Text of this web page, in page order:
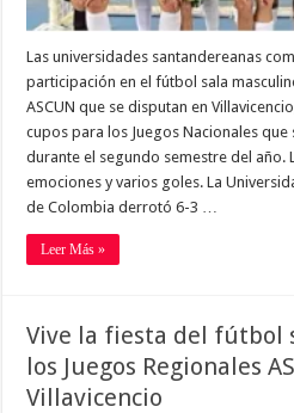
Las universidades santandereanas
participación en el fútbol sala
ASCUN que se disputan en
cupos para los Juegos Nacionales que
durante el segundo semestre del año.
emociones y varios goles. La
de Colombia derrotó 6-3 …
Leer Más »
Vive la fiesta del fútbol
los Juegos Regionales
Villavicencio